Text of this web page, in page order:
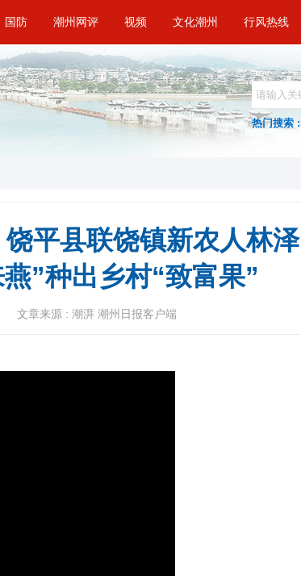
国防 潮州网评 视频 文化潮州 行风热线
热门搜索 :
平县联饶镇新农人林泽
”种出乡村“致富果”
文章来源 : 潮湃 潮州日报客户端